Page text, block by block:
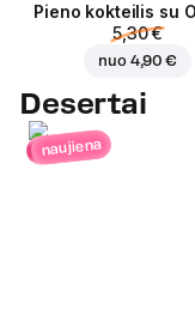
Pieno kokteilis su
5,30 €
nuo 4,90 €
Desertai
naujiena